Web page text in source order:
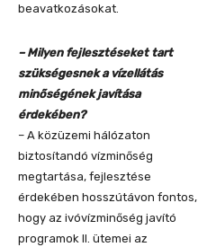
beavatkozásokat.
– Milyen fejlesztéseket tart
szükségesnek a vízellátás
minőségének javítása
érdekében?
– A közüzemi hálózaton
biztosítandó vízminőség
megtartása, fejlesztése
érdekében hosszútávon fontos,
hogy az ivóvízminőség javító
programok II. ütemei az